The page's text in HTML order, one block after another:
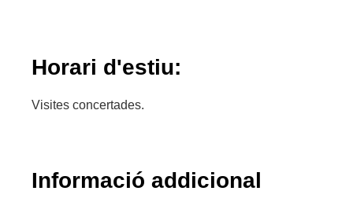
Horari d'estiu:
Visites concertades.
Informació addicional